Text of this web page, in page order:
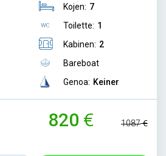
Kojen: 7
Toilette: 1
Kabinen: 2
Bareboat
Genoa: Keiner
820 1087